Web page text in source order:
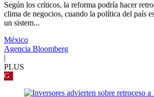
Según los críticos, la reforma podría hacer
clima de negocios, cuando la política del país
un sistem...
México
Agencia Bloomberg
|
PLUS
G